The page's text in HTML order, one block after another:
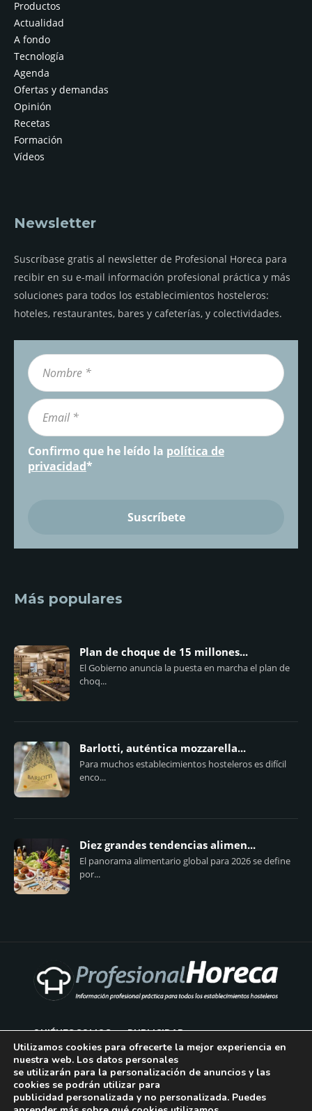
Productos
Actualidad
A fondo
Tecnología
Agenda
Ofertas y demandas
Opinión
Recetas
Formación
Vídeos
Newsletter
Suscríbase gratis al newsletter de Profesional Horeca para
recibir en su e-mail información profesional práctica y más
soluciones para todos los establecimientos hosteleros:
hoteles, restaurantes, bares y cafeterías, y colectividades.
Confirmo que he leído la política de
privacidad*
Más populares
Plan de choque de 15 millones...
El Gobierno anuncia la puesta en marcha el plan de
choq...
Barlotti, auténtica mozzarella...
Para muchos establecimientos hosteleros es difícil
enco...
Diez grandes tendencias alimen...
El panorama alimentario global para 2026 se define
por...
QUIÉNES SOMOS PUBLICIDAD
AVISO LEGAL
POLÍTICA DE COOKIES
Utilizamos cookies para ofrecerte la mejor experiencia en
nuestra web. Los datos personales
se utilizarán para la personalización de anuncios y las
cookies se podrán utilizar para
publicidad personalizada y no personalizada. Puedes